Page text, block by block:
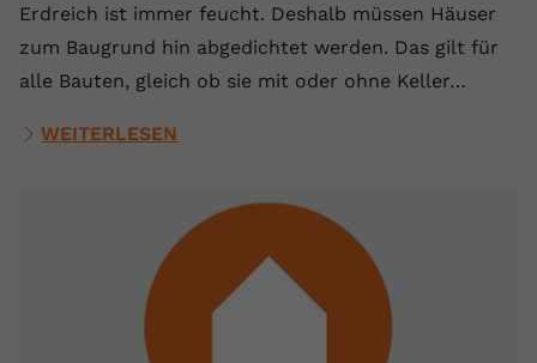
Erdreich ist immer feucht. Deshalb müssen Häuser
zum Baugrund hin abgedichtet werden. Das gilt für
alle Bauten, gleich ob sie mit oder ohne Keller…
WEITERLESEN